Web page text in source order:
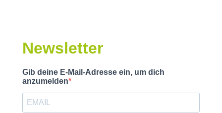
Newsletter
Gib deine E-Mail-Adresse ein, um dich
anzumelden